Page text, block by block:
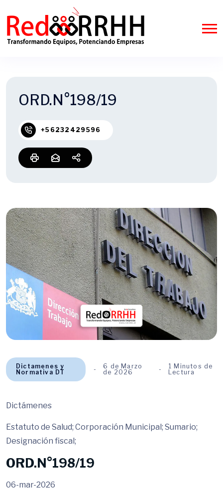
ORD.N°198/19
+56232429596
Dictamenes y
Normativa DT
6 de Marzo
de 2026
1 Minutos de
Lectura
Dictámenes
Estatuto de Salud; Corporación Municipal; Sumario;
Designación fiscal;
ORD.N°198/19
06-mar-2026